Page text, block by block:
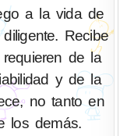
a la vida de
Recibe
de la
y de la
no tanto en
los demás.